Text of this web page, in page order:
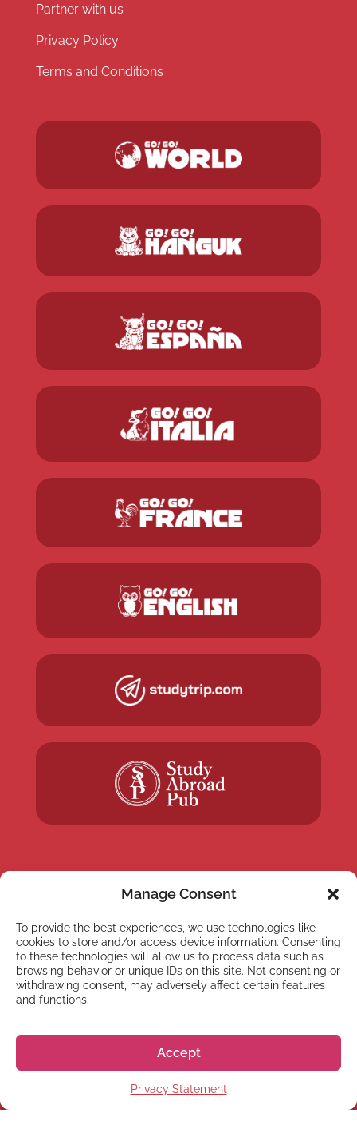
Manage Consent
To provide the best experiences, we use technologies like
cookies to store and/or access device information. Consenting
to these technologies will allow us to process data such as
browsing behavior or unique IDs on this site. Not consenting or
withdrawing consent, may adversely affect certain features
and functions.
Accept
Privacy Statement
Partner with us
Privacy Policy
Terms and Conditions
Inscreva-se em nossa
newsletter
Inscrever